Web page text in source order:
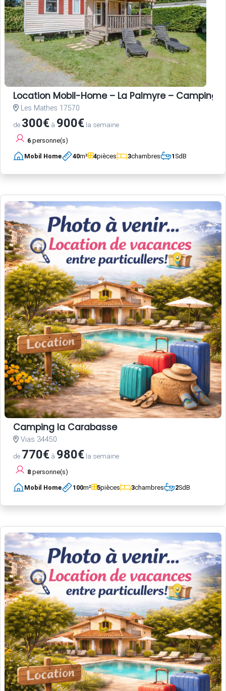
Location Mobil-Home – La Palmyre – Camping
Les Mathes 17570
de 300€ à 900€ la semaine
6 personne(s)
Mobil Home 40m² 4pièces 3chambres 1SdB
Camping la Carabasse
Vias 34450
de 770€ à 980€ la semaine
8 personne(s)
Mobil Home 100m² 5pièces 3chambres 2SdB